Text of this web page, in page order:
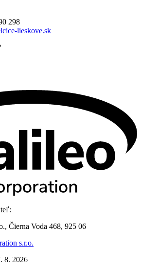
298
lieskove.sk
Čierna Voda 468, 925 06
s.r.o.
8. 2026